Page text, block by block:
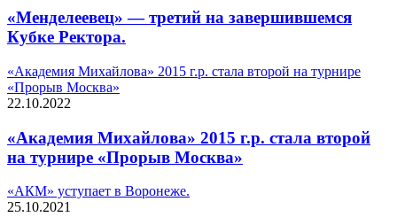
«Менделеевец» — третий на завершившемся
Кубке Ректора.
«Академия Михайлова» 2015 г.р. стала второй на турнире
«Прорыв Москва»
22.10.2022
«Академия Михайлова» 2015 г.р. стала второй
на турнире «Прорыв Москва»
«АКМ» уступает в Воронеже.
25.10.2021